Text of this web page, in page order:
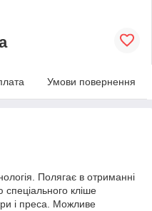
Умови повернення
Полягає в отриманні
кліше
і преса. Можливе